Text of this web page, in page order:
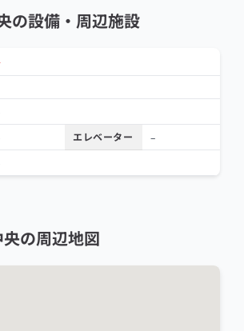
の設備・周辺施設
エレベーター
–
の周辺地図